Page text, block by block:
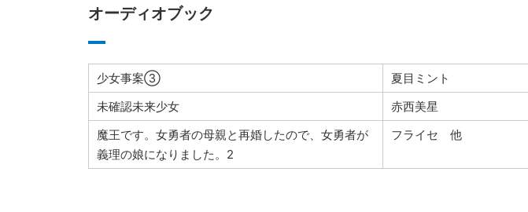
オーディオブック
少女事案③
夏目ミント
未確認未来少女
赤西美星
魔王です。女勇者の母親と再婚したので、女勇者が
義理の娘になりました。2
フライセ 他